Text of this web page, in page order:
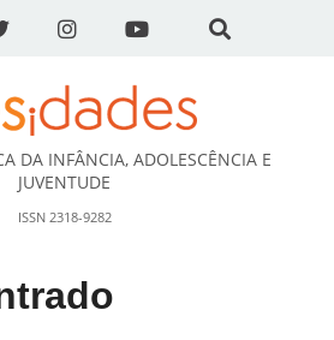
DA INFÂNCIA, ADOLESCÊNCIA E
JUVENTUDE
ISSN 2318-9282